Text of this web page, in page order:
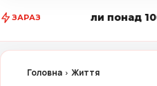
ЗАРАЗ100 підозрілих
Головна Життя